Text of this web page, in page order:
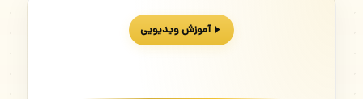
آموزش ویدیویی